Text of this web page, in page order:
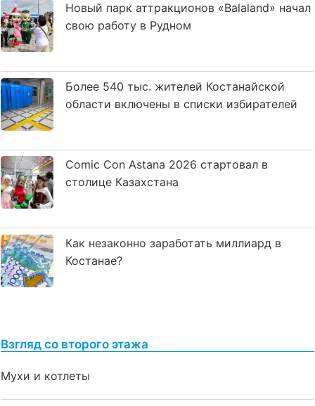
Новый парк аттракционов «Balaland» начал
свою работу в Рудном
Более 540 тыс. жителей Костанайской
области включены в списки избирателей
Comic Con Astana 2026 стартовал в
столице Казахстана
Как незаконно заработать миллиард в
Костанае?
Взгляд со второго этажа
Мухи и котлеты